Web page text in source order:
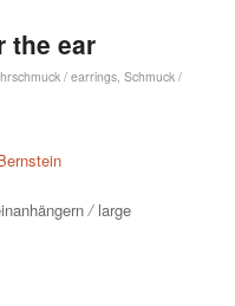
the ear
/ earrings, Schmuck /
/large